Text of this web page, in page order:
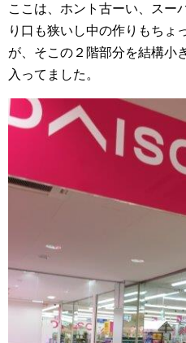
ここは、ホント古ーい、スー
り口も狭いし中の作りもちょ
が、そこの２階部分を結構小
入ってました。